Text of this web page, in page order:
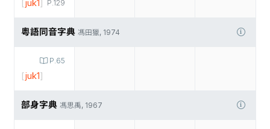
P.129
juk1
粵語同音字典 馮田獵, 1974
P.65
[juk1]
部身字典 馮思禹, 1967